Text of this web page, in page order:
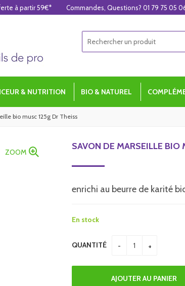
& NUTRITION BIO & NATUREL
bio musc 125g Dr Theiss
ZOOM
SAVON DE MARSEILLE BIO
enrichi au beurre de karité
En stock
QUANTITÉ
à partir 59€* Commandes, Questions? 01 79 75 05